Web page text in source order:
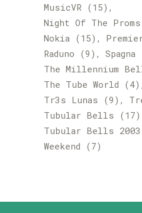
MusicVR (15)
Night Of The Proms
Nokia (15)
Raduno (9) Spagna
The Millennium
The Tube World (4)
Tr3s Lunas (9)
Tubular Bells (17)
Tubular Bells 2003
Weekend (7)